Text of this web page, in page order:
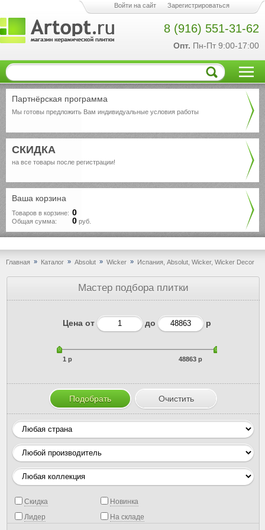
Войти на сайт Зарегистрироваться
8 (916) 551-31-62
Опт. Пн-Пт 9:00-17:00
Партнёрская программа
Мы готовы предложить Вам индивидуальные условия работы
СКИДКА
на все товары после регистрации!
Ваша корзина
Товаров в корзине: 0
Общая сумма: 0 руб.
Главная » Каталог » Absolut » Wicker » Испания, Absolut, Wicker, Wicker Decor
Мастер подбора плитки
Цена от до р
1 р 48863 р
Скидка
Новинка
Лидер
На складе